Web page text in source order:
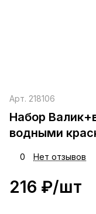
Арт. 218106
Набор
водными
0 Нет отзывов
216 ₽/шт